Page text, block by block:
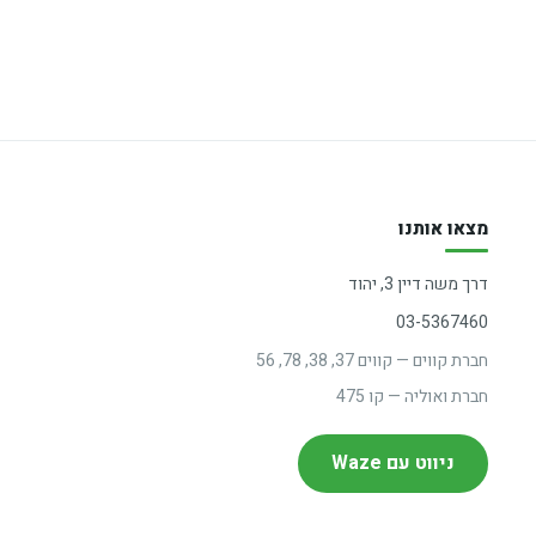
מצאו אותנו
דרך משה דיין 3, יהוד
03-5367460
חברת קווים — קווים 37, 38, 78, 56
חברת ואוליה — קו 475
ניווט עם Waze